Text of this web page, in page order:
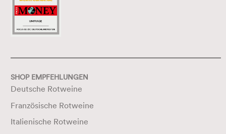
SHOP EMPFEHLUNGEN
Deutsche Rotweine
Französische Rotweine
Italienische Rotweine